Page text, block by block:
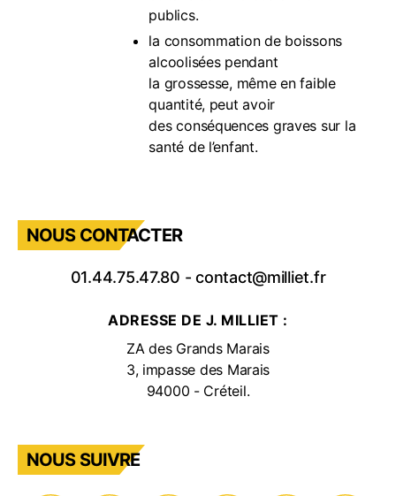
publics.
la consommation de boissons
alcoolisées pendant
la grossesse, même en faible
quantité, peut avoir
des conséquences graves sur la
santé de l’enfant.
NOUS CONTACTER
01.44.75.47.80 -contact@milliet.fr
ADRESSE DE J. MILLIET :
ZA des Grands Marais
3, impasse des Marais
94000 - Créteil.
NOUS SUIVRE